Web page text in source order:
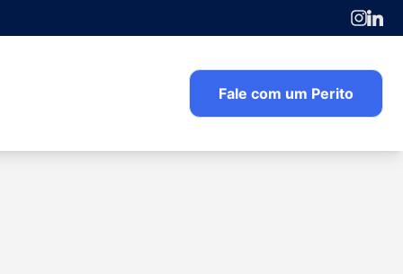
Fale com um Perito